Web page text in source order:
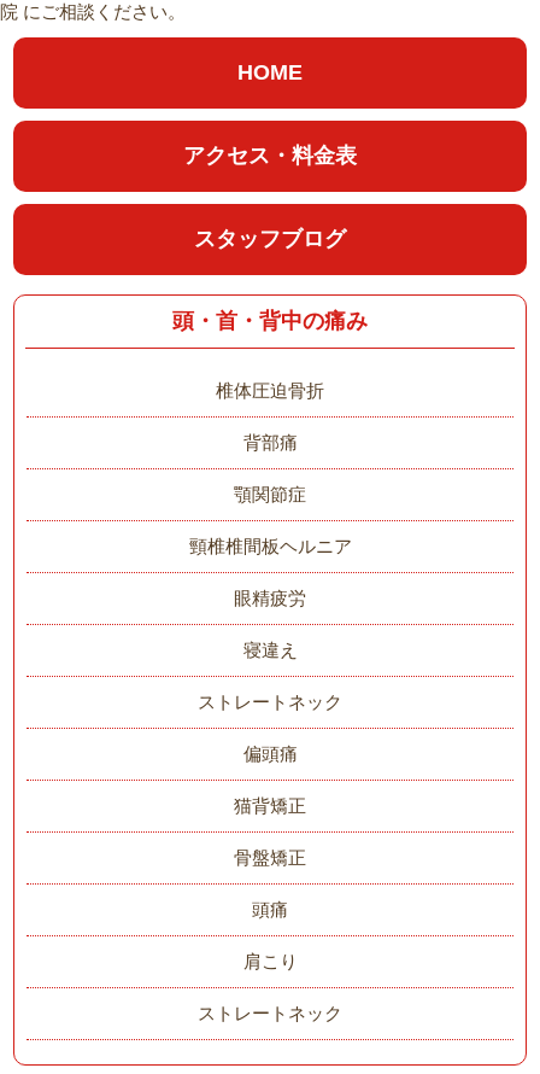
院 にご相談ください。
HOME
アクセス・料金表
スタッフブログ
頭・首・背中の痛み
椎体圧迫骨折
背部痛
顎関節症
頸椎椎間板ヘルニア
眼精疲労
寝違え
ストレートネック
偏頭痛
猫背矯正
骨盤矯正
頭痛
肩こり
ストレートネック